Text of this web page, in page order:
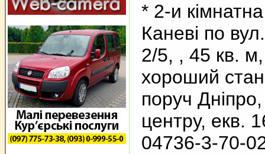
* 2-и
Каневі по
2/5, , 45 кв.
хороший
поруч
центру, екв.
04736-3-70-